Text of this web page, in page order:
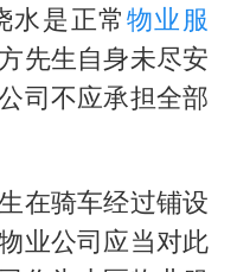
水是正常物业服
先生自身未尽安
司不应承担全部
在骑车经过铺设
业公司应当对此